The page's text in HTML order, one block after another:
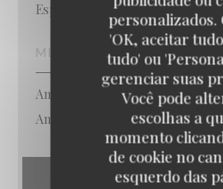
personalizados.
'OK, aceitar
tudo' ou
gerenciar suas
Você pode
escolhas a
momento
de cookie no
esquerdo das
Esplanada
MÉTODOS DE
Amex, Apple Pay, Eurocard/
American Express, Cartão Azul
De